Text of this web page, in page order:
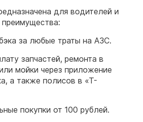
для водителей и
за любые траты на АЗС.
запчастей, ремонта в
мойки через приложение
а также полисов в «Т-
покупки от 100 рублей.